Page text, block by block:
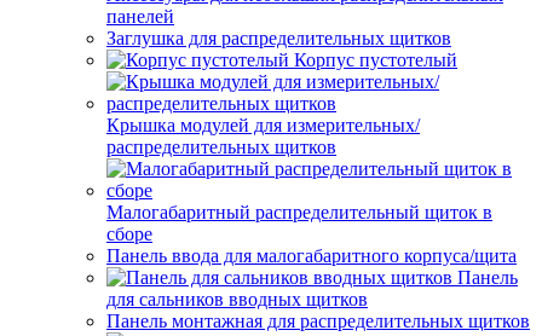
панелей
Заглушка для распределительных щитков
Корпус пустотелый
Крышка модулей для измерительных/
распределительных щитков
Малогабаритный распределительный щиток в
сборе
Панель ввода для малогабаритного корпуса/щита
Панель
для сальников вводных щитков
Панель монтажная для распределительных щитков